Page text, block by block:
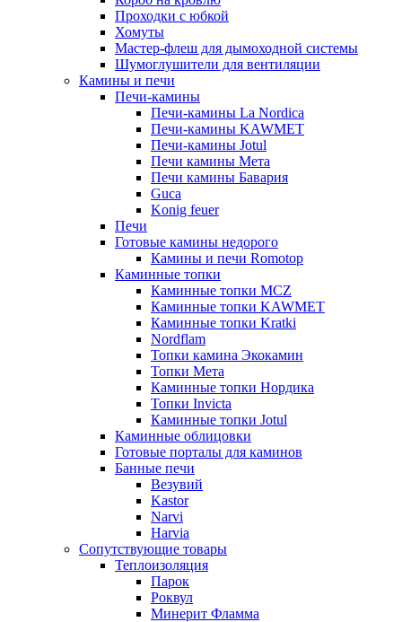
Проходки с юбкой
Хомуты
Мастер-флеш для дымоходной системы
Шумоглушители для вентиляции
Камины и печи
Печи-камины
Печи-камины La Nordica
Печи-камины KAWMET
Печи-камины Jotul
Печи камины Мета
Печи камины Бавария
Guca
Konig feuer
Печи
Готовые камины недорого
Камины и печи Romotop
Каминные топки
Каминные топки MCZ
Каминные топки KAWMET
Каминные топки Kratki
Nordflam
Топки камина Экокамин
Топки Мета
Каминные топки Нордика
Топки Invicta
Каминные топки Jotul
Каминные облицовки
Готовые порталы для каминов
Банные печи
Везувий
Kastor
Narvi
Harvia
Сопутствующие товары
Теплоизоляция
Парок
Роквул
Минерит Фламма